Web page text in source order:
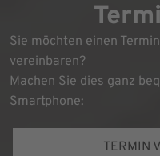
Sie möchten einen
vereinbaren?
Machen Sie dies ganz
Smartphone:
TERMIN